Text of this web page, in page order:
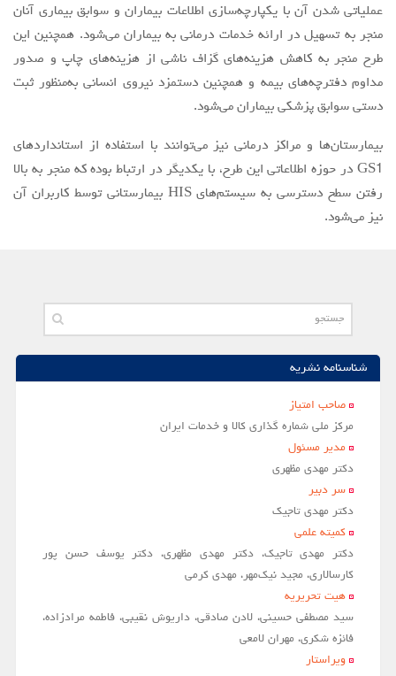
رفتن سطح دسترسی به سیستم‌های HIS بیمارستانی توسط کاربران آن
نیز می‌شود.
شناسنامه نشریه
صاحب امتياز
دکتر مهدی تاجیک
کمیته علمی
دکتر مهدی تاجیک، دکتر مهدی مظهری، دکتر یوسف حسن پور
اخبار و اعلانات